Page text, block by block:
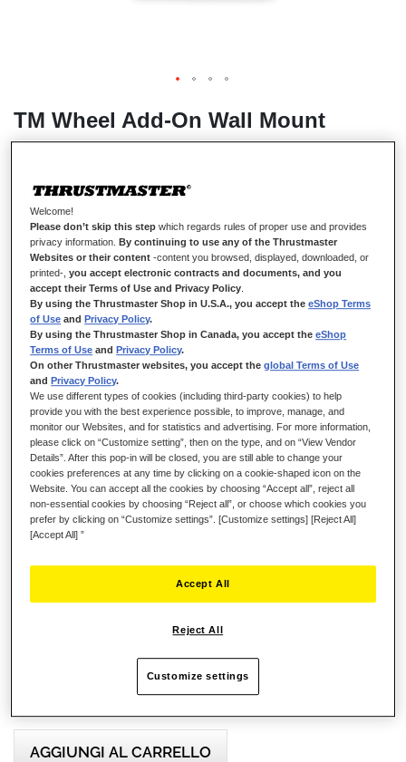
TM Wheel Add-On Wall Mount
DISPONIBILE
Il TM Wheel Add-On Wall Mount è stato concepito per offrire una
soluzione per il fissaggio a muro degli Wheel Add-On conveniente
per tutti i giocatori. Noi siamo in grado, su richiesta, di stampare in
3D il TM Wheel Add-On Wall Mount presso il nostro stabilimento
in Francia, utilizzando filamento europeo.
Compatibilità:
Sportcar Wheel Add-On
Hypercar Wheel Add-On
Ferrari 488 GT3 Wheel Add-On
Evo Racing Wheel Add-On
Formula Wheel Add-On Ferrari SF-25 Edition
GT Wheel Add-On
Tutti i nostri Wheel Add-Ons fissati tramite il nostro
adattatore Quick Release Upgrade o Quick Release
AGGIUNGI AL CARRELLO
Welcome!
Please don’t skip this step which regards rules of proper use and provides
privacy information.By continuing to use any of the Thrustmaster
Websites or their content -content you browsed, displayed, downloaded, or
printed-,you accept electronic contracts and documents, and you
accept their Terms of Use and Privacy Policy
By using the Thrustmaster Shop in U.S.A., you accept theeShop Terms
of Use andPrivacy Policy.
By using the Thrustmaster Shop in Canada, you accept theeShop
Terms of Use andPrivacy Policy.
On other Thrustmaster websites, you accept theglobal Terms of Use
andPrivacy Policy.
We use different types of cookies (including third-party cookies) to help
provide you with the best experience possible, to improve, manage, and
monitor our Websites, and for statistics and advertising. For more information,
please click on “Customize setting”, then on the type, and on “View Vendor
Details”. After this pop-in will be closed, you are still able to change your
cookies preferences at any time by clicking on a cookie-shaped icon on the
Website. You can accept all the cookies by choosing “Accept all”, reject all
non-essential cookies by choosing “Reject all”, or choose which cookies you
prefer by clicking on “Customize settings”. [Customize settings] [Reject All]
[Accept All] ”
Reject All
Accept All
Customize settings